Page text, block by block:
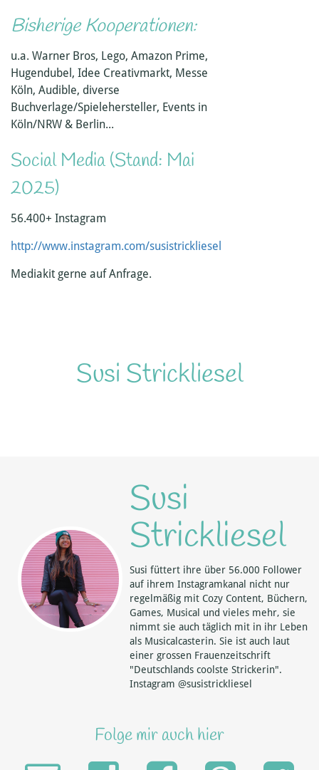
Bisherige Kooperationen:
u.a. Warner Bros, Lego, Amazon Prime,
Hugendubel, Idee Creativmarkt, Messe
Köln, Audible, diverse
Buchverlage/Spielehersteller, Events in
Köln/NRW & Berlin...
Social Media (Stand: Mai
2025)
56.400+ Instagram
http://www.instagram.com/susistrickliesel
Mediakit gerne auf Anfrage.
Susi Strickliesel
Susi
Strickliesel
Susi füttert ihre über 56.000 Follower
auf ihrem Instagramkanal nicht nur
regelmäßig mit Cozy Content, Büchern,
Games, Musical und vieles mehr, sie
nimmt sie auch täglich mit in ihr Leben
als Musicalcasterin. Sie ist auch laut
einer grossen Frauenzeitschrift
"Deutschlands coolste Strickerin".
Instagram @susistrickliesel
Folge mir auch hier